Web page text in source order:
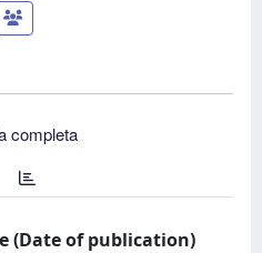
completa
(Date of publication)